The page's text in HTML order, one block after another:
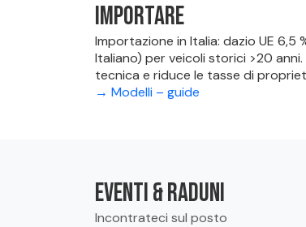
Importare
Importazione in Italia: dazio UE
Italiano) per veicoli storici >20
tecnica e riduce le tasse di
→ Modelli – guide
Eventi & raduni
Incontrateci sul posto